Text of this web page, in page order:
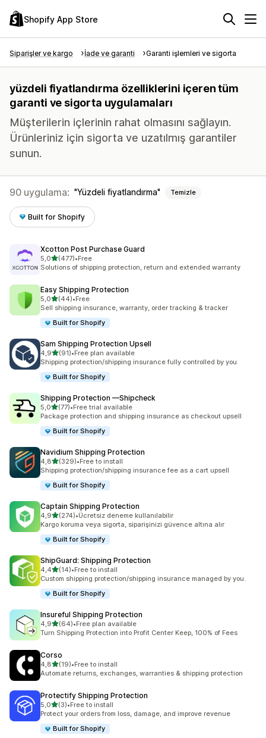
Shopify App Store
Siparişler ve kargo İade ve garanti Garanti işlemleri ve sigorta
yüzdeli fiyatlandırma özelliklerini içeren tüm
garanti ve sigorta uygulamaları
Müşterilerin içlerinin rahat olmasını sağlayın.
Ürünleriniz için sigorta ve uzatılmış garantiler
sunun.
90 uygulama: Yüzdeli fiyatlandırma Temizle
Built for Shopify
Xcotton Post Purchase Guard
5,05 yıldız üzerinden
(477)
toplam 477 değerlendirme
•Free
Solutions of shipping protection, return and extended warranty
Easy Shipping Protection
5,05 yıldız üzerinden
(44)
toplam 44 değerlendirme
•Free
Sell shipping insurance, warranty, order tracking & tracker
Built for Shopify
Sam Shipping Protection Upsell
4,95 yıldız üzerinden
(91)
toplam 91 değerlendirme
•Free plan available
Shipping protection/shipping insurance fully controlled by you
Built for Shopify
Shipping Protection —Shipcheck
5,05 yıldız üzerinden
(77)
toplam 77 değerlendirme
•Free trial available
Package protection and shipping insurance as checkout upsell
Built for Shopify
Navidium Shipping Protection
4,85 yıldız üzerinden
(329)
toplam 329 değerlendirme
•Free to install
Shipping protection/shipping insurance fee as a cart upsell
Built for Shopify
Captain Shipping Protection
4,95 yıldız üzerinden
(274)
toplam 274 değerlendirme
•Ücretsiz deneme kullanılabilir
Kargo koruma veya sigorta, siparişinizi güvence altına alır
Built for Shopify
ShipGuard: Shipping Protection
4,45 yıldız üzerinden
(14)
toplam 14 değerlendirme
•Free to install
Custom shipping protection/shipping insurance managed by you.
Built for Shopify
Insureful Shipping Protection
4,95 yıldız üzerinden
(64)
toplam 64 değerlendirme
•Free plan available
Turn Shipping Protection into Profit Center Keep, 100% of Fees
Corso
4,85 yıldız üzerinden
(19)
toplam 19 değerlendirme
•Free to install
Automate returns, exchanges, warranties & shipping protection
Protectify Shipping Protection
5,05 yıldız üzerinden
(3)
toplam 3 değerlendirme
•Free to install
Protect your orders from loss, damage, and improve revenue
Built for Shopify